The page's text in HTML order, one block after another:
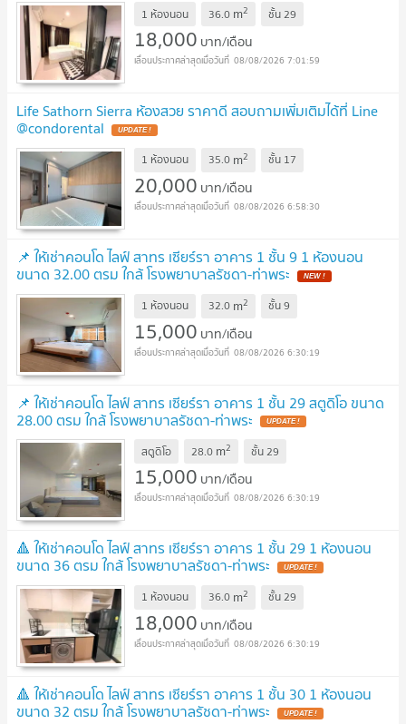
1 ห้องนอน 36.0 m2 ชั้น29
18,000 บาท/เดือน
08/08/2026 7:01:59
Life Sathorn Sierra ห้องสวย ราคาดี สอบถามเพิ่มเติมได้ที่ Line
@condorental
1 ห้องนอน 35.0 m2 ชั้น 17
20,000 บาท/เดือน
08/08/2026 6:58:30
📌 ให้เช่าคอนโด ไลฟ์ สาทร เซียร์รา อาคาร 1 ชั้น 9 1 ห้องนอน
ขนาด 32.00 ตรม ใกล้ โรงพยาบาลรัชดา-ท่าพระ
1 ห้องนอน 32.0 m2 ชั้น9
15,000 บาท/เดือน
08/08/2026 6:30:19
📌 ให้เช่าคอนโด ไลฟ์ สาทร เซียร์รา อาคาร 1 ชั้น 29 สตูดิโอ ขนาด
28.00 ตรม ใกล้ โรงพยาบาลรัชดา-ท่าพระ
สตูดิโอ 28.0 m2 ชั้น29
15,000 บาท/เดือน
08/08/2026 6:30:19
🔺 ให้เช่าคอนโด ไลฟ์ สาทร เซียร์รา อาคาร 1 ชั้น 29 1 ห้องนอน
ขนาด 36 ตรม ใกล้ โรงพยาบาลรัชดา-ท่าพระ
1 ห้องนอน 36.0 m2 ชั้น29
18,000 บาท/เดือน
08/08/2026 6:30:19
🔺 ให้เช่าคอนโด ไลฟ์ สาทร เซียร์รา อาคาร 1 ชั้น 30 1 ห้องนอน
ขนาด 32 ตรม ใกล้ โรงพยาบาลรัชดา-ท่าพระ